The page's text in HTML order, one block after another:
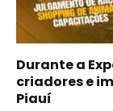
Durante a
criadores e
Piauí